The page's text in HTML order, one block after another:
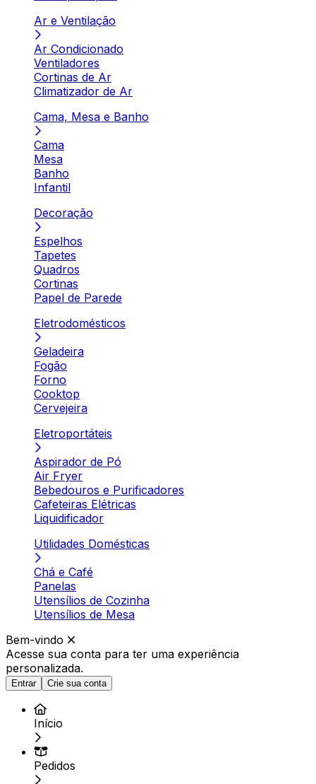
Ar e Ventilação
Ar Condicionado
Ventiladores
Cortinas de Ar
Climatizador de Ar
Cama, Mesa e Banho
Cama
Mesa
Banho
Infantil
Decoração
Espelhos
Tapetes
Quadros
Cortinas
Papel de Parede
Eletrodomésticos
Geladeira
Fogão
Forno
Cooktop
Cervejeira
Eletroportáteis
Aspirador de Pó
Air Fryer
Bebedouros e Purificadores
Cafeteiras Elétricas
Liquidificador
Utilidades Domésticas
Chá e Café
Panelas
Utensílios de Cozinha
Utensílios de Mesa
Bem-vindo
Acesse sua conta para ter uma experiência
personalizada.
Entrar Crie sua conta
Início
Pedidos